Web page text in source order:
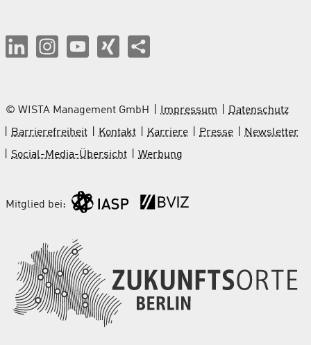
© WISTA Management GmbH Impressum
Datenschutz
Barrierefreiheit
Kontakt Karriere Presse
Newsletter
Social-Media-Übersicht
Werbung
Mitglied bei: